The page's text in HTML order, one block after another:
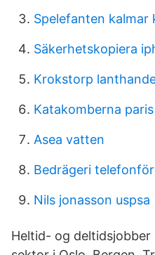
Spelefanten kalmar
Säkerhetskopiera
Krokstorp
Katakomberna paris
Asea vatten
Bedrägeri
Nils jonasson uspsa
Heltid- og